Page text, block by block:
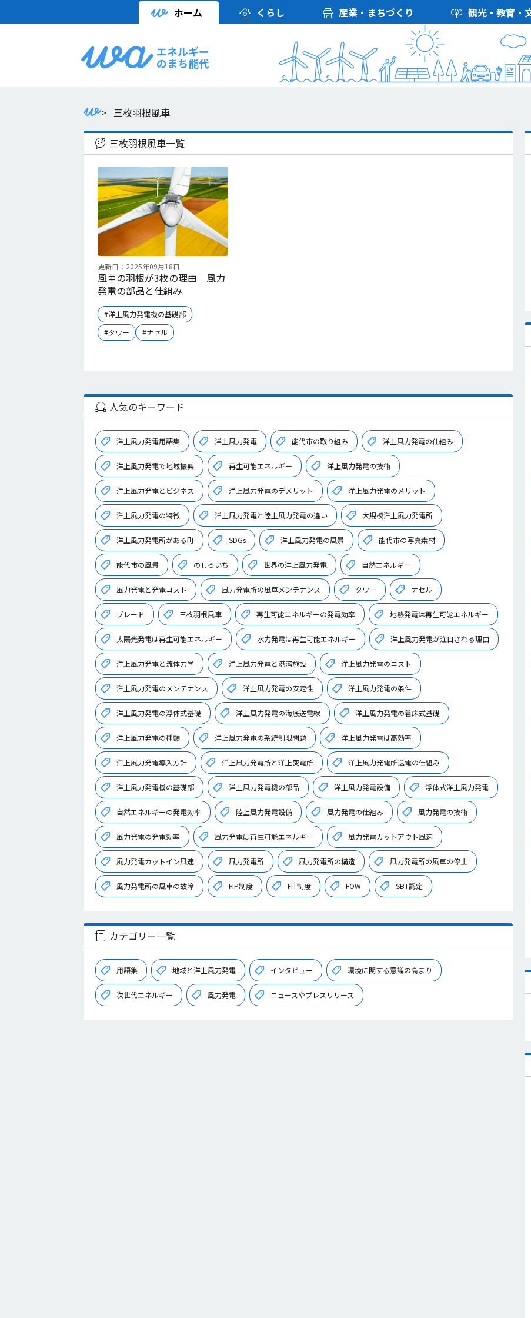
ホーム くらし 産業・まちづくり 観光・教育・
エネルギー
のまち能代
> 三枚羽根風車
三枚羽根風車一覧
更新日：2025年09月18日
風車の羽根が3枚の理由｜風力
発電の部品と仕組み
#洋上風力発電機の基礎部
#タワー
#ナセル
人気のキーワード
洋上風力発電用語集 洋上風力発電 能代市の取り組み 洋上風力発電の仕組み
洋上風力発電で地域振興 再生可能エネルギー 洋上風力発電の技術
洋上風力発電とビジネス 洋上風力発電のデメリット 洋上風力発電のメリット
洋上風力発電の特徴 洋上風力発電と陸上風力発電の違い 大規模洋上風力発電所
洋上風力発電所がある町 SDGs 洋上風力発電の風景 能代市の写真素材
能代市の風景 のしろいち 世界の洋上風力発電 自然エネルギー
風力発電と発電コスト 風力発電所の風車メンテナンス タワー ナセル
ブレード 三枚羽根風車 再生可能エネルギーの発電効率 地熱発電は再生可能エネルギー
太陽光発電は再生可能エネルギー 水力発電は再生可能エネルギー 洋上風力発電が注目される理由
洋上風力発電と流体力学 洋上風力発電と港湾施設 洋上風力発電のコスト
洋上風力発電のメンテナンス 洋上風力発電の安定性 洋上風力発電の条件
洋上風力発電の浮体式基礎 洋上風力発電の海底送電線 洋上風力発電の着床式基礎
洋上風力発電の種類 洋上風力発電の系統制限問題 洋上風力発電は高効率
洋上風力発電導入方針 洋上風力発電所と洋上変電所 洋上風力発電所送電の仕組み
洋上風力発電機の基礎部 洋上風力発電機の部品 洋上風力発電設備 浮体式洋上風力発電
自然エネルギーの発電効率 陸上風力発電設備 風力発電の仕組み 風力発電の技術
風力発電の発電効率 風力発電は再生可能エネルギー 風力発電カットアウト風速
風力発電カットイン風速 風力発電所 風力発電所の構造 風力発電所の風車の停止
風力発電所の風車の故障 FIP制度 FIT制度 FOW SBT認定
カテゴリー一覧
用語集 地域と洋上風力発電 インタビュー 環境に関する意識の高まり
次世代エネルギー 風力発電 ニュースやプレスリリース